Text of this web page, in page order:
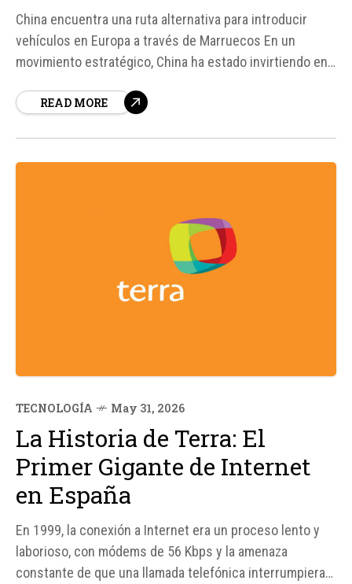
China encuentra una ruta alternativa para introducir
vehículos en Europa a través de Marruecos En un
movimiento estratégico, China ha estado invirtiendo en
con acceso privilegiado al mercado europeo. Esto ha
READ MORE
TECNOLOGÍA May 31, 2026
La Historia de Terra: El
Primer Gigante de Internet
en España
En 1999, la conexión a Internet era un proceso lento y
laborioso, con módems de 56 Kbps y la amenaza
constante de que una llamada telefónica interrumpiera